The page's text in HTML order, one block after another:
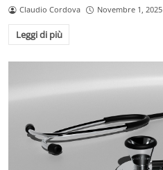
Claudio Cordova Novembre 1, 2025
Leggi di più